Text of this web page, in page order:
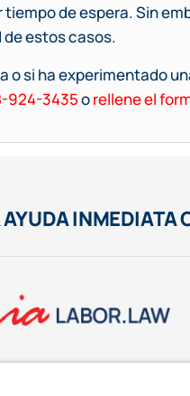
de espera. Sin
estos casos.
o si ha experimentado
924-3435orellene el
INMEDIATA